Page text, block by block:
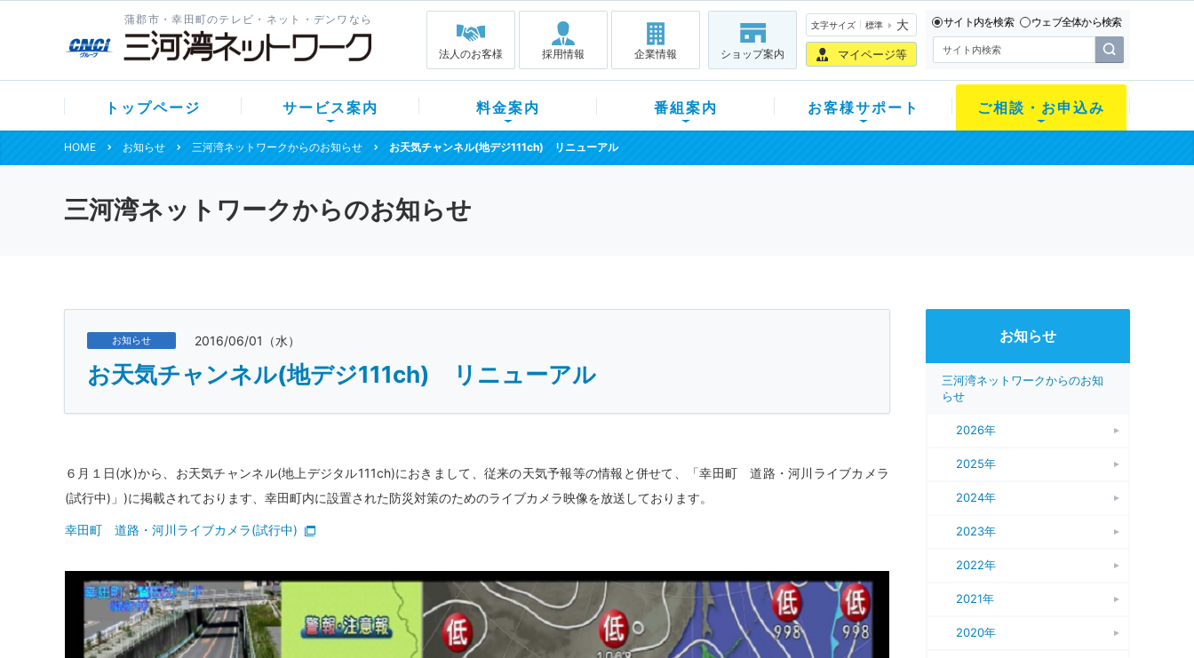
蒲郡市・幸田町のテレビ・ネット・デンワなら
法人のお客様 採用情報 企業情報 ショップ案内
文字サイズ 標準 大
マイページ等
サイト内を検索 ウェブ全体から検索
トップページ サービス案内 料金案内 番組案内 お客様サポート ご相談・お申込み
HOME お知らせ 三河湾ネットワークからのお知らせ お天気チャンネル(地デジ111ch) リニューアル
三河湾ネットワークからのお知らせ
お知らせ 2016/06/01（水）
お天気チャンネル(地デジ111ch) リニューアル
６月１日(水)から、お天気チャンネル(地上デジタル111ch)におきまして、従来の天気予報等の情報と併せて、「幸田町 道路・河川ライブカメラ
(試行中)」)に掲載されております、幸田町内に設置された防災対策のためのライブカメラ映像を放送しております。
幸田町 道路・河川ライブカメラ(試行中)
お知らせ
三河湾ネットワークからのお知
らせ
2026年
2025年
2024年
2023年
2022年
2021年
2020年